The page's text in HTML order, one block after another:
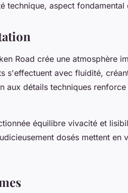
technique, aspect fondamental
Road crée une atmosphère
s'effectuent avec fluidité,
aux détails techniques
équilibre vivacité et
dosés mettent en